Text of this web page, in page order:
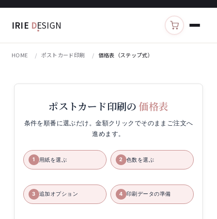
IRIE DESIGN カートを見る
HOME ポストカード印刷 価格表（ステップ式）
ポストカード印刷の 価格表
条件を順番に選ぶだけ。金額クリックでそのままご注文へ
進めます。
1 用紙を選ぶ 2 色数を選ぶ
3 追加オプション 4 印刷データの準備